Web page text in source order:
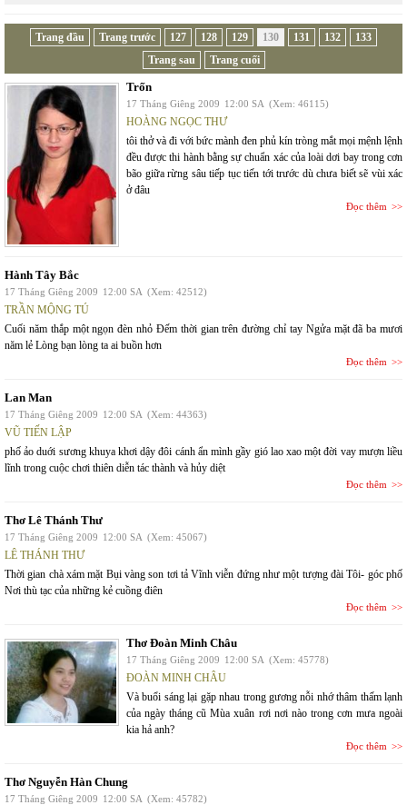
Trang đầu Trang trước 127 128 129 130 131 132
133
Trang sau
Trang cuối
Trốn
17 Tháng Giêng 2009 12:00 SA (Xem: 46115)
HOÀNG NGỌC THƯ
tôi thở và đi với bức mành đen phủ kín tròng mắt mọi mệnh lệnh
đều được thi hành bằng sự chuẩn xác của loài dơi bay trong cơn
bão giữa rừng sâu tiếp tục tiến tới trước dù chưa biết sẽ vùi xác
ở đâu
Đọc thêm
Hành Tây Bắc
17 Tháng Giêng 2009 12:00 SA (Xem: 42512)
TRẦN MỘNG TÚ
Cuối năm thắp một ngọn đèn nhỏ Đếm thời gian trên đường chỉ tay Ngửa mặt đã ba mươi
năm lẻ Lòng bạn lòng ta ai buồn hơn
Đọc thêm
Lan Man
17 Tháng Giêng 2009 12:00 SA (Xem: 44363)
VŨ TIẾN LẬP
phố ảo duới sương khuya khơi dậy đôi cánh ẩn mình gầy gió lao xao một đời vay mượn liều
lĩnh trong cuộc chơi thiên diễn tác thành và hủy diệt
Đọc thêm
Thơ Lê Thánh Thư
17 Tháng Giêng 2009 12:00 SA (Xem: 45067)
LÊ THÁNH THƯ
Thời gian chà xám mặt Bụi vàng son tơi tả Vĩnh viễn đứng như một tượng đài Tôi- góc phố
Nơi thù tạc của những kẻ cuồng điên
Đọc thêm
Thơ Đoàn Minh Châu
17 Tháng Giêng 2009 12:00 SA (Xem: 45778)
ĐOÀN MINH CHÂU
Và buổi sáng lại gặp nhau trong gương nỗi nhớ thâm thấm lạnh
của ngày tháng cũ Mùa xuân rơi nơi nào trong cơn mưa ngoài
kia hả anh?
Đọc thêm
Thơ Nguyễn Hàn Chung
17 Tháng Giêng 2009 12:00 SA (Xem: 45782)